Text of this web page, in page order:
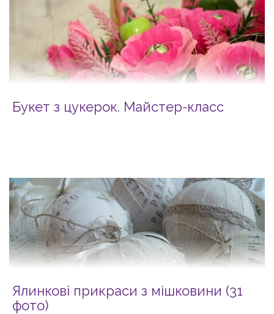
Букет з цукерок. Майстер-класс
Ялинкові прикраси з мішковини (31
фото)